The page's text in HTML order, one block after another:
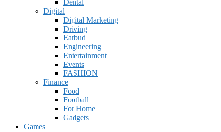
Dental
Digital
Digital Marketing
Driving
Earbud
Engineering
Entertainment
Events
FASHION
Finance
Food
Football
For Home
Gadgets
Games